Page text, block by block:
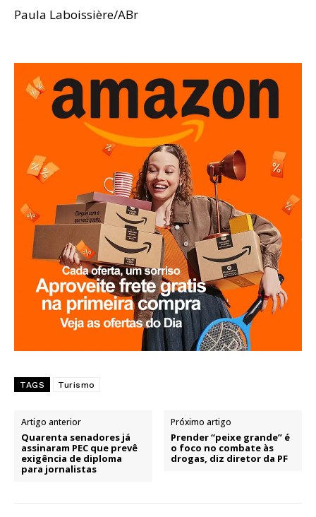
Paula Laboissière/ABr
TAGS Turismo
Artigo anterior
Quarenta senadores já
assinaram PEC que prevê
exigência de diploma
para jornalistas
Próximo artigo
Prender “peixe grande” é
o foco no combate às
drogas, diz diretor da PF